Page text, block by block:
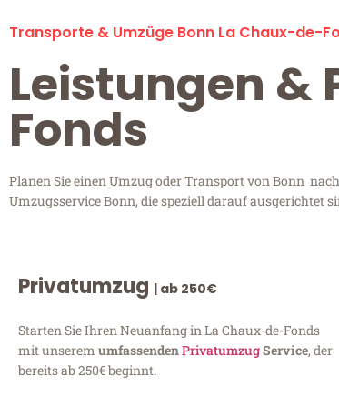
Transporte & Umzüge Bonn La Chaux-de-
Leistungen &
Fonds
Planen Sie einen Umzug oder Transport von Bonn
Umzugsservice Bonn, die speziell darauf ausgerichtet
Privatumzug | ab 250€
Starten Sie Ihren Neuanfang in La Chaux-de-Fonds
mit unserem umfassendenPrivatumzugService, der
bereits ab 250€ beginnt.